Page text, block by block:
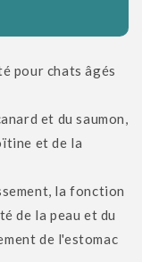
pour chats âgés
et du saumon,
et de la
la fonction
de la peau et du
de l'estomac